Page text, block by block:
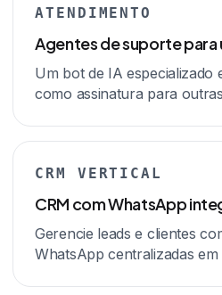
ATENDIMENTO
Agentes de suporte para
Um bot de IA especializado
como assinatura para
CRM VERTICAL
CRM com WhatsApp
Gerencie leads e clientes
WhatsApp centralizadas